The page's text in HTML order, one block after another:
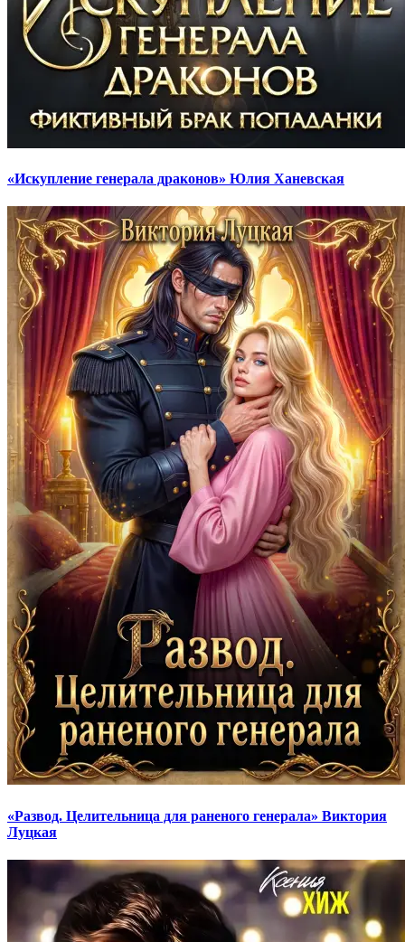
«Искупление генерала драконов» Юлия Ханевская
«Развод. Целительница для раненого генерала» Виктория
Луцкая